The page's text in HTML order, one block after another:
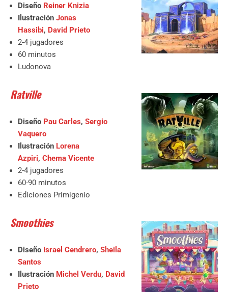
Diseño Reiner Knizia
Ilustración Jonas
Hassibi, David Prieto
2-4 jugadores
60 minutos
Ludonova
Ratville
Diseño Pau Carles, Sergio
Vaquero
Ilustración Lorena
Azpiri, Chema Vicente
2-4 jugadores
60-90 minutos
Ediciones Primigenio
Smoothies
Diseño Israel Cendrero, Sheila
Santos
Ilustración Michel Verdu, David
Prieto